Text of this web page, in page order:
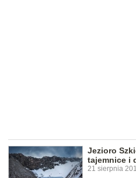
Jezioro
tajemnice i
21 sierpnia